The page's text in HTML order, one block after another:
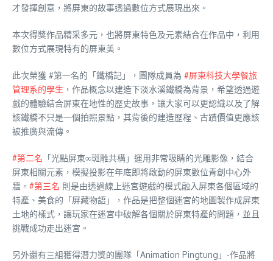
才發揮創意，將屏東的故事透過數位方式展現出來。
本次得獎作品精采多元，也將屏東特色及元素結合在作品中，利用
數位方式展現特有的屏東美。
此次榮獲 #第一名的「鐵橋記」，團隊成員為 #屏東科技大學餐旅
管理系的學生 ，作品概念以建造下淡水溪鐵橋為背景，希望透過遊
戲的體驗結合屏東在地性的歷史故事，讓大家可以更認識以及了解
該鐵橋不只是一個拍照景點，其背後的建造歷程、古蹟價值更應該
被推廣與流傳。
#第二名 「光點屏東∞斑雕共構」運用非常吸睛的光雕影像，結合
屏東相關元素，模擬投影在年底即將啟動的屏東數位青創中心外
牆。 #第三名 則是由透過線上迷宮遊戲的模式融入屏東各個區域的
特產、美食的「屏藏物語」，作品是把整個迷宮的地圖製作成屏東
土地的樣式，讓玩家在迷宮中破解各個關於屏東特產的問題，並且
挑戰成功走出迷宮。
另外還有三組獲得潛力獎的團隊「Animation Pingtung」-作品將